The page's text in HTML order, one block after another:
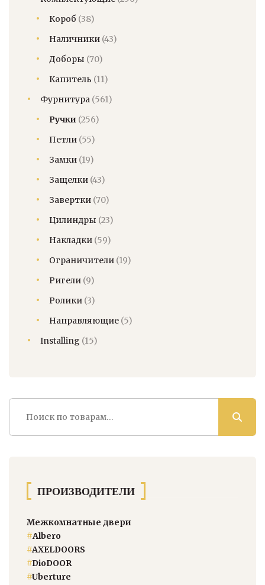
Короб (38)
Наличники (43)
Доборы (70)
Капитель (11)
Фурнитура (561)
Ручки (256)
Петли (55)
Замки (19)
Защелки (43)
Завертки (70)
Цилиндры (23)
Накладки (59)
Ограничители (19)
Ригели (9)
Ролики (3)
Направляющие (5)
Installing (15)
Искать:
ПРОИЗВОДИТЕЛИ
Межкомнатные двери
#Albero
#AXELDOORS
#DioDOOR
#Uberture